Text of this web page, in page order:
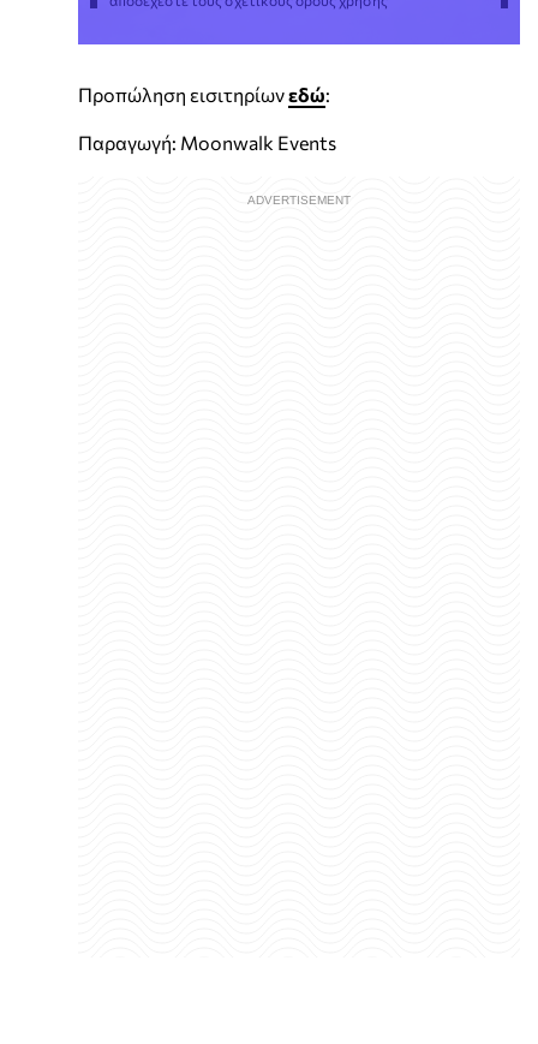
Προπώληση εισιτηρίωνεδώ:
Παραγωγή: Moonwalk Events